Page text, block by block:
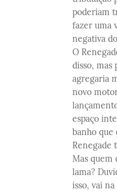
poderiam
fazer uma
negativa
O
disso,
agregaria
novo
espaço
banho que
Renegade
Mas quem
lama?
isso, vai